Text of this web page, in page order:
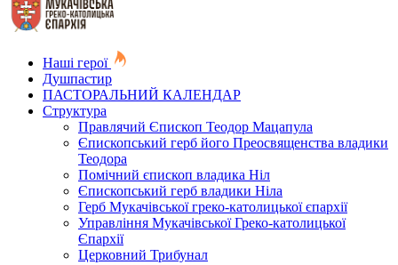
Наші герої
Душпастир
ПАСТОРАЛЬНИЙ КАЛЕНДАР
Структура
Правлячий Єпископ Теодор Мацапула
Єпископський герб його Преосвященства владики
Теодора
Помічний єпископ владика Ніл
Єпископський герб владики Ніла
Герб Мукачівської греко-католицької єпархії
Управління Мукачівської Греко-католицької
Єпархії
Церковний Трибунал